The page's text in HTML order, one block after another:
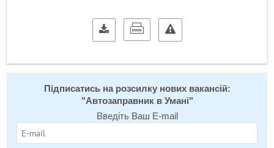
Підписатись на розсилку нових вакансій:
"Автозаправник в Умані"
Введіть Ваш E-mail